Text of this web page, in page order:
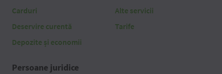
Carduri
Deservire curentă
Depozite și economii
Alte servicii
Tarife
Persoane juridice